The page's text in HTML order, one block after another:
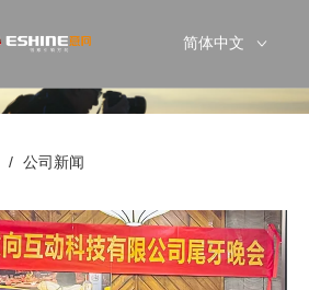
简体中文
/ 公司新闻